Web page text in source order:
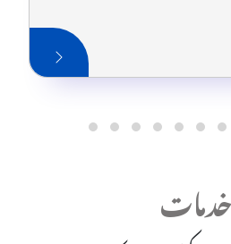
کو یقینی بنانا ہو، ہم نے آپ کا احاطہ
اخراجات کے بارے میں پریشانیوں کو